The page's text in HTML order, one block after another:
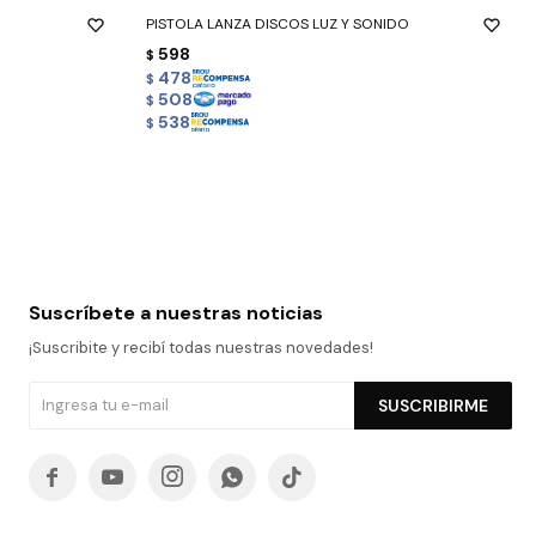
PISTOLA LANZA DISCOS LUZ Y SONIDO
$ 598
$ 478
$ 508
$ 538
Suscríbete a nuestras noticias
¡Suscribite y recibí todas nuestras novedades!
SUSCRIBIRME
    